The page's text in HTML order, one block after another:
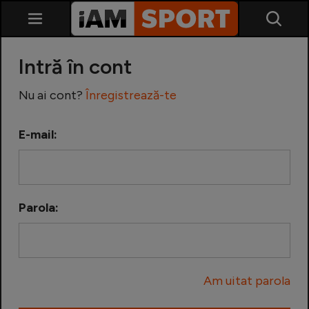
Echipa Națională
Intră în cont
Nu ai cont? Înregistrează-te
E-mail:
Parola:
Am uitat parola